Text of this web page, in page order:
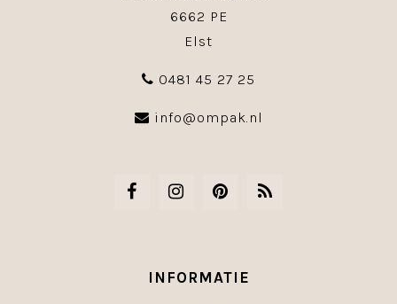
6662 PE
Elst
0481 45 27 25
info@ompak.nl
INFORMATIE